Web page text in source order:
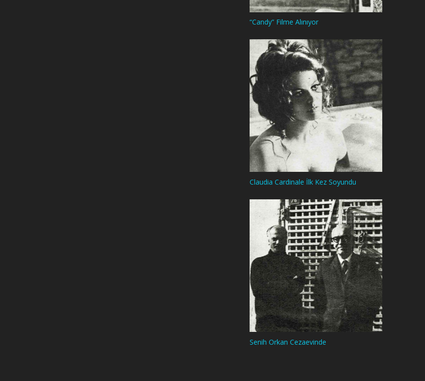
“Candy” Filme Alınıyor
Claudia Cardinale İlk Kez Soyundu
Senih Orkan Cezaevinde